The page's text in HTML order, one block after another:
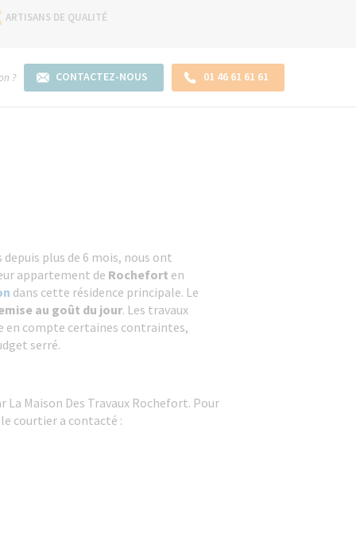
ARTISANS DE QUALITÉ
? CONTACTEZ-NOUS 01 46 61 61 61
plus de 6 mois, nous ont
appartement de Rochefort en
dans cette résidence principale. Le
au goût du jour. Les travaux
en compte certaines contraintes,
serré.
La Maison Des Travaux Rochefort. Pour
courtier a contacté :